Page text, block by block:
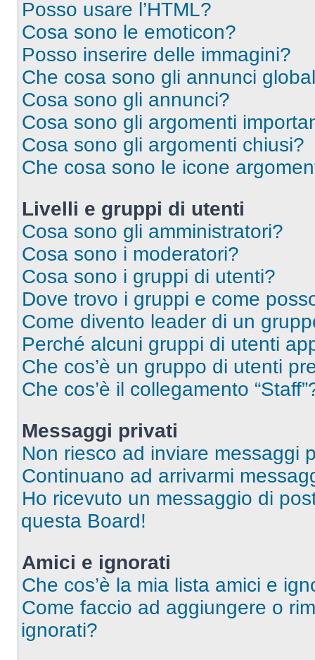
Posso usare l’HTML?
Cosa sono le emoticon?
Posso inserire delle immagini?
Che cosa sono gli annunci
Cosa sono gli annunci?
Cosa sono gli argomenti
Cosa sono gli argomenti chiusi?
Che cosa sono le icone
Livelli e gruppi di utenti
Cosa sono gli amministratori?
Cosa sono i moderatori?
Cosa sono i gruppi di utenti?
Dove trovo i gruppi e come
Come divento leader di un
Perché alcuni gruppi di utenti
Che cos’è un gruppo di utenti
Che cos’è il collegamento
Messaggi privati
Non riesco ad inviare messaggi
Continuano ad arrivarmi
Ho ricevuto un messaggio di
questa Board!
Amici e ignorati
Che cos’è la mia lista amici e
Come faccio ad aggiungere o
ignorati?